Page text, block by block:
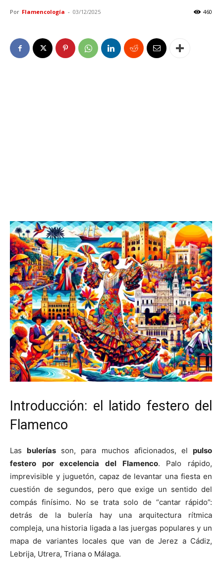
Por Flamencología - 03/12/2025 460
Introducción: el latido festero del
Flamenco
Las bulerías son, para muchos aficionados, elpulso
festero por excelencia del Flamenco. Palo rápido,
imprevisible y juguetón, capaz de levantar una fiesta en
cuestión de segundos, pero que exige un sentido del
compás finísimo. No se trata solo de “cantar rápido”:
detrás de la bulería hay una arquitectura rítmica
compleja, una historia ligada a las juergas populares y un
mapa de variantes locales que van de Jerez a Cádiz,
Lebrija, Utrera, Triana o Málaga.